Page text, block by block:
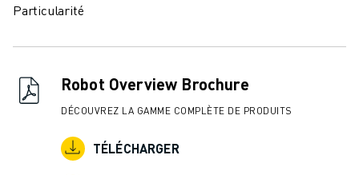
Particularité
Robot Overview Brochure
DÉCOUVREZ LA GAMME COMPLÈTE DE PRODUITS
TÉLÉCHARGER